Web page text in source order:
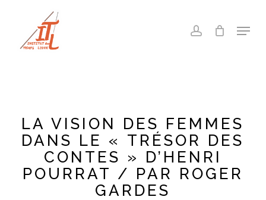
content
accountMenu
LA VISION DES FEMMES
DANS LE « TRÉSOR DES
CONTES » D’HENRI
POURRAT / PAR ROGER
GARDES
Close